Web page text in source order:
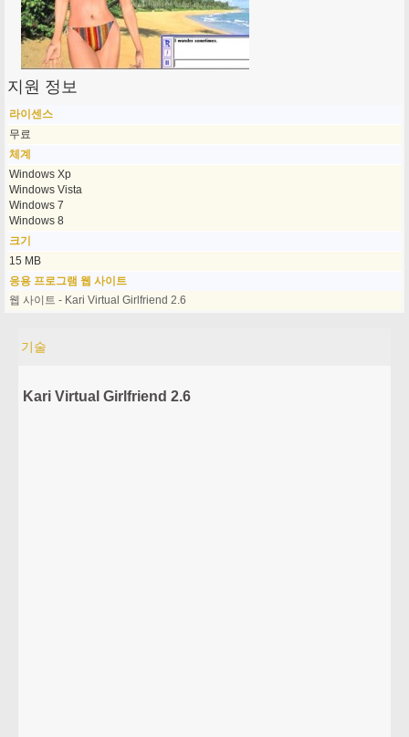
지원 정보
라이센스
무료
체계
Windows Xp
Windows Vista
Windows 7
Windows 8
크기
15 MB
응용 프로그램 웹 사이트
웹 사이트 - Kari Virtual Girlfriend 2.6
기술
Kari Virtual Girlfriend 2.6